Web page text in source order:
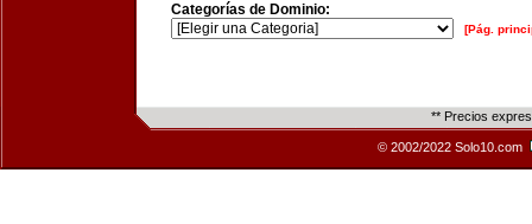
Categorías de Dominio:
[Pág.
** Precios
© 2002/2022 Solo10.com